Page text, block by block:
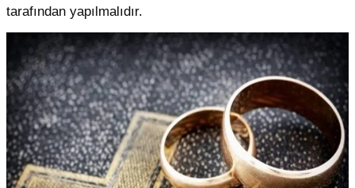
tarafından yapılmalıdır.